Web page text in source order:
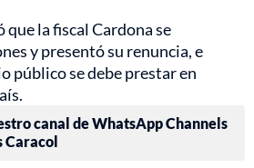
la fiscal Cardona se
y presentó su renuncia, e
público se debe prestar en
canal de WhatsApp Channels
Caracol